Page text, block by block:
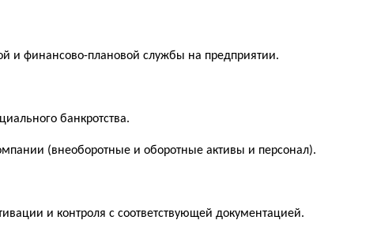
и финансово-плановой службы на предприятии.
банкротства.
(внеоборотные и оборотные активы и персонал).
и контроля с соответствующей документацией.